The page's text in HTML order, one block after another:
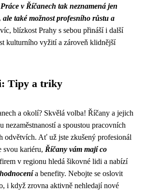
Práce v Říčanech tak neznamená jen
ale také možnost profesního růstu a
blízkost Prahy s sebou přináší i další
kulturního vyžití a zároveň klidnější
Tipy a triky
a okolí? Skvělá volba! Říčany a jejich
nezaměstnaností a spoustou pracovních
odvětvích. Ať už jste zkušený profesionál
svou kariéru, Říčany vám mají co
v regionu hledá šikovné lidi a nabízí
a benefity. Nebojte se oslovit
i když zrovna aktivně nehledají nové